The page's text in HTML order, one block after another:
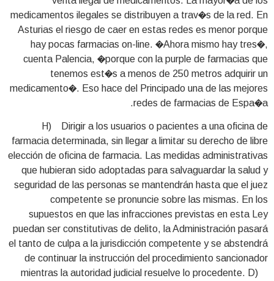
medicamentos ilegales se distribuyen a trav�s de la red. En
Asturias el riesgo de caer en estas redes es menor porque
hay pocas farmacias on-line. �Ahora mismo hay tres�,
cuenta Palencia, �porque con la purple de farmacias que
tenemos est�s a menos de 250 metros adquirir un
medicamento�. Eso hace del Principado una de las mejores
redes de farmacias de Espa�a.
H) Dirigir a los usuarios o pacientes a una oficina de
farmacia determinada, sin llegar a limitar su derecho de libre
elección de oficina de farmacia. Las medidas administrativas
que hubieran sido adoptadas para salvaguardar la salud y
seguridad de las personas se mantendrán hasta que el juez
competente se pronuncie sobre las mismas. En los
supuestos en que las infracciones previstas en esta Ley
puedan ser constitutivas de delito, la Administración pasará
el tanto de culpa a la jurisdicción competente y se abstendrá
de continuar la instrucción del procedimiento sancionador
mientras la autoridad judicial resuelve lo procedente. D)